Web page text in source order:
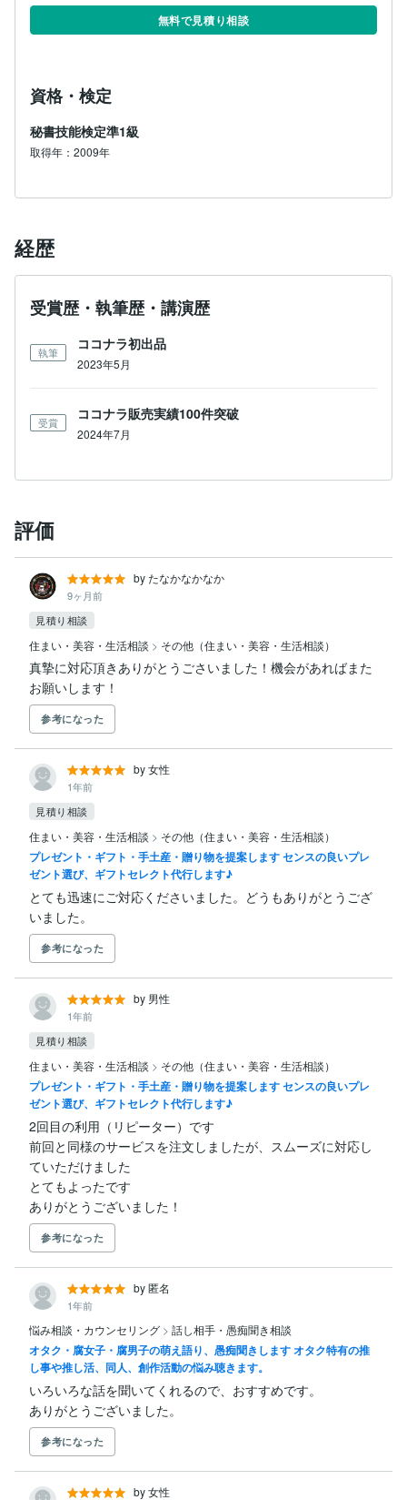
無料で見積り相談
資格・検定
秘書技能検定準1級
取得年：2009年
経歴
受賞歴・執筆歴・講演歴
執筆
ココナラ初出品
2023年5月
受賞
ココナラ販売実績100件突破
2024年7月
評価
by たなかなかなか
9ヶ月前
見積り相談
住まい・美容・生活相談 > その他（住まい・美容・生活相談）
真摯に対応頂きありがとうごさいました！機会があればまた
お願いします！
参考になった
by 女性
1年前
見積り相談
住まい・美容・生活相談 > その他（住まい・美容・生活相談）
プレゼント・ギフト・手土産・贈り物を提案します センスの良いプレ
ゼント選び、ギフトセレクト代行します♪
とても迅速にご対応くださいました。どうもありがとうござ
いました。
参考になった
by 男性
1年前
見積り相談
住まい・美容・生活相談 > その他（住まい・美容・生活相談）
プレゼント・ギフト・手土産・贈り物を提案します センスの良いプレ
ゼント選び、ギフトセレクト代行します♪
2回目の利用（リピーター）です
前回と同様のサービスを注文しましたが、スムーズに対応し
ていただけました
とてもよったです
ありがとうございました！
参考になった
by 匿名
1年前
悩み相談・カウンセリング > 話し相手・愚痴聞き相談
オタク・腐女子・腐男子の萌え語り、愚痴聞きします オタク特有の推
し事や推し活、同人、創作活動の悩み聴きます。
いろいろな話を聞いてくれるので、おすすめです。
ありがとうございました。
参考になった
by 女性